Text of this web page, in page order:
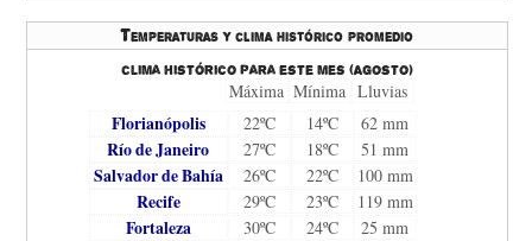
Temperaturas y clima histórico promedio
Clima histórico para este mes (Agosto)
Máxima Mínima Lluvias
Florianópolis 22ºC 14ºC 62 mm
Río de Janeiro 27ºC 18ºC 51 mm
Salvador de Bahía 26ºC 22ºC 100 mm
Recife 29ºC 23ºC 119 mm
Fortaleza 30ºC 24ºC 25 mm